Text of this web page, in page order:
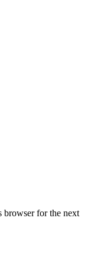
browser for the next